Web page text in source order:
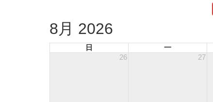
8月 2026
日 一
26
27